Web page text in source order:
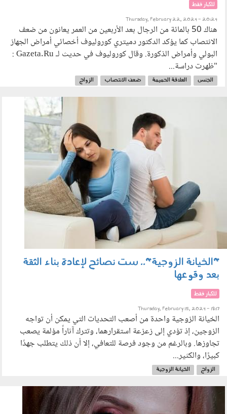
للكبار فقط
Thursday, February 22, 2024 - 20:24
هناك 50 بالمائة من الرجال بعد الأربعين من العمر يعانون من ضعف
الانتصاب كما يؤكد الدكتور دميتري كوروليوف أخصائي أمراض الجهاز
البولي وأمراض الذكورة. وقال كوروليوف في حديث لـ Gazeta.Ru :
"ظهرت دراسة...
الجنس العلاقة الحميمة ضعف الانتصاب الزواج
"الخيانة الزوجية".. ست نصائح لإعادة بناء الثقة
بعد وقوعها
للكبار فقط
Thursday, February 15, 2024 - 18:17
الخيانة الزوجية واحدة من أصعب التحديات التي يمكن أن تواجه
الزوجين، إذ تؤدي إلى زعزعة استقرارهما، وتترك آثاراً مؤلمة يصعب
تجاوزها. وبالرغم من وجود فرصة للتعافي، إلا أن ذلك يتطلب جهدًا
كبيرًا، والكثير...
الزواج الخيانة الزوجية
1801_018.jpeg